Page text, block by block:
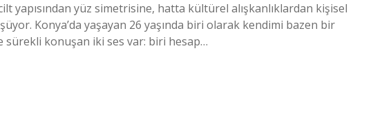
yapısından yüz simetrisine, hatta kültürel alışkanlıklardan kişisel
Konya’da yaşayan 26 yaşında biri olarak kendimi bazen bir
konuşan iki ses var: biri hesap…